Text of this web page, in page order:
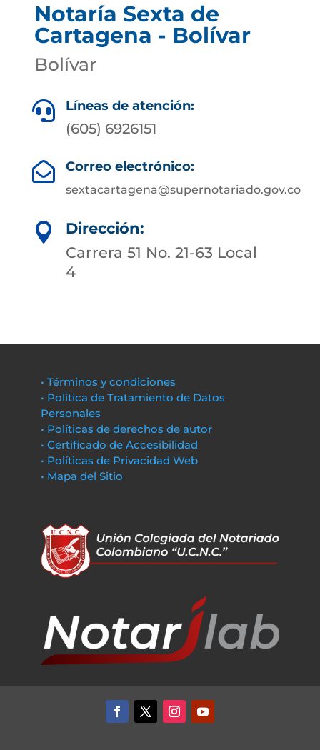
Notaría Sexta de
Cartagena - Bolívar
Bolívar
 Líneas de atención:
(605) 6926151
 Correo electrónico:
sextacartagena@supernotariado.gov.co

Dirección:
Carrera 51 No. 21-63 Local
4
• Términos y condiciones
• Política de Tratamiento de Datos
Personales
• Políticas de derechos de autor
• Certificado de Accesibilidad
• Políticas de Privacidad Web
• Mapa del Sitio